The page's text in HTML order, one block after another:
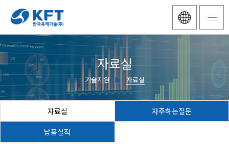
자료실
기술지원 ▶ 자료실
자료실 자주하는질문
납품실적